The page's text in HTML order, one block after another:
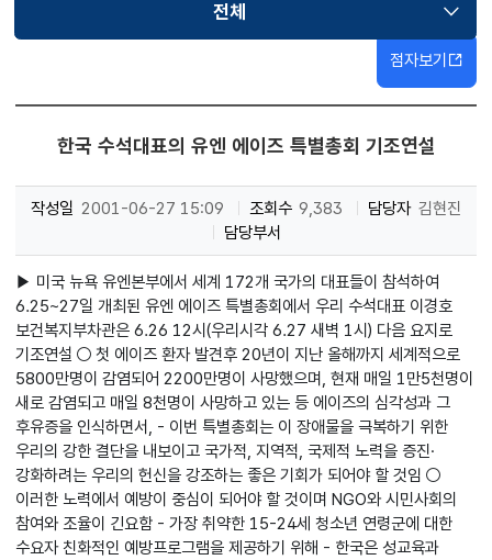
전체선택됨
점자보기
한국 수석대표의 유엔 에이즈 특별총회 기조연설
작성일 2001-06-27 15:09 조회수 9,383 담당자 김현진
담당부서
▶ 미국 뉴욕 유엔본부에서 세계 172개 국가의 대표들이 참석하여
6.25~27일 개최된 유엔 에이즈 특별총회에서 우리 수석대표 이경호
보건복지부차관은 6.26 12시(우리시각 6.27 새벽 1시) 다음 요지로
기조연설 ○ 첫 에이즈 환자 발견후 20년이 지난 올해까지 세계적으로
5800만명이 감염되어 2200만명이 사망했으며, 현재 매일 1만5천명이
새로 감염되고 매일 8천명이 사망하고 있는 등 에이즈의 심각성과 그
후유증을 인식하면서, - 이번 특별총회는 이 장애물을 극복하기 위한
우리의 강한 결단을 내보이고 국가적, 지역적, 국제적 노력을 증진·
강화하려는 우리의 헌신을 강조하는 좋은 기회가 되어야 할 것임 ○
이러한 노력에서 예방이 중심이 되어야 할 것이며 NGO와 시민사회의
참여와 조율이 긴요함 - 가장 취약한 15-24세 청소년 연령군에 대한
수요자 친화적인 예방프로그램을 제공하기 위해 - 한국은 성교육과